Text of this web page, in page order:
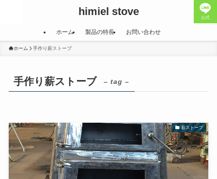
himiel stove 公式
ホーム 製品の特長 お問い合わせ
ホーム 手作り薪ストーブ
手作り薪ストーブ – tag –
薪ストーブ